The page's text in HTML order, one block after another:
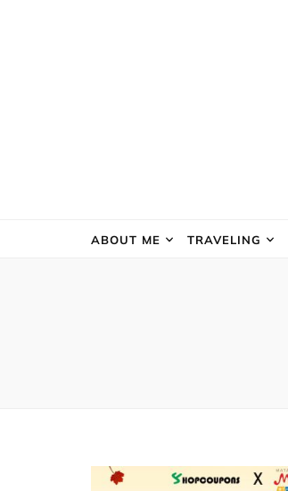
ABOUT ME TRAVELING